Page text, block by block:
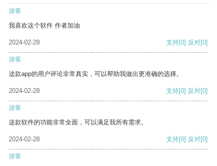
游客
我喜欢这个软件 作者加油
2024-02-28 支持[0] 反对[0]
游客
这款app的用户评论非常真实，可以帮助我做出更准确的选择。
2024-02-28 支持[0] 反对[0]
游客
这款软件的功能非常全面，可以满足我所有需求。
2024-02-28 支持[0] 反对[0]
游客